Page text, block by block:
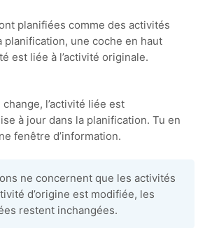
planifiées comme des activités
planification, une coche en haut
est liée à l’activité originale.
l’activité liée est
à jour dans la planification. Tu en
fenêtre d’information.
ne concernent que les activités
d’origine est modifiée, les
restent inchangées.